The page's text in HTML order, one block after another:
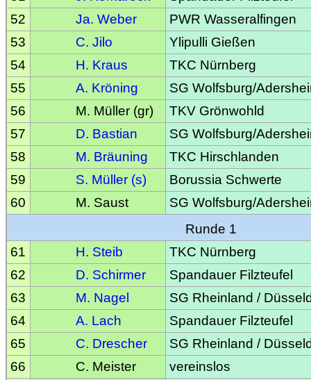
52
Ja. Weber
PWR Wasseralfingen
53
C. Jilo
Ylipulli Gießen
54
H. Kraus
TKC Nürnberg
55
A. Kröning
SG Wolfsburg/
56
M. Müller (gr)
TKV Grönwohld
57
D. Bastian
SG Wolfsburg/
58
M. Bräuning
TKC Hirschlanden
59
S. Müller (s)
Borussia Schwerte
60
M. Saust
SG Wolfsburg/
Runde 1
61
H. Steib
TKC Nürnberg
62
D. Schirmer
Spandauer Filzteufel
63
M. Nagel
SG Rheinland /
64
A. Lach
Spandauer Filzteufel
65
C. Drescher
SG Rheinland /
66
C. Meister
vereinslos